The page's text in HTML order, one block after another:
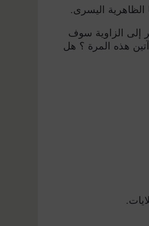
اليسرى.
إلى الزاوية سوف
هذه المرة ؟ هل
.